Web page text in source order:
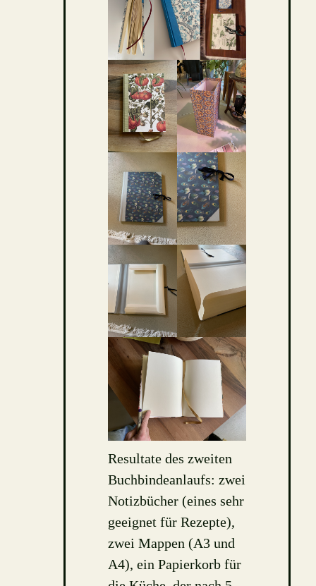
Resultate des zweiten
Buchbindeanlaufs: zwei
Notizbücher (eines sehr
geeignet für Rezepte),
zwei Mappen (A3 und
A4), ein Papierkorb für